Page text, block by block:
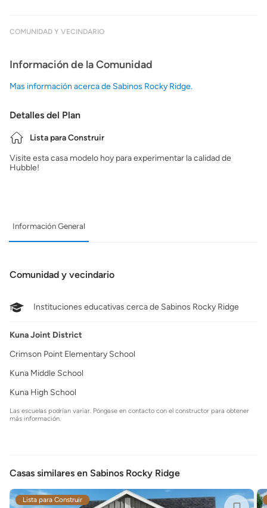
COMUNIDAD Y VECINDARIO
Información de la Comunidad
Mas información acerca de Sabinos Rocky Ridge.
Detalles del Plan
Lista para Construir
Visite esta casa modelo hoy para experimentar la calidad de
Hubble!
Información General
Comunidad y vecindario
Instituciones educativas cerca de Sabinos Rocky Ridge
Kuna Joint District
Crimson Point Elementary School
Kuna Middle School
Kuna High School
Las escuelas podrían variar. Póngase en contacto con el constructor para obtener
más información.
Casas similares en Sabinos Rocky Ridge
Lista para Construir